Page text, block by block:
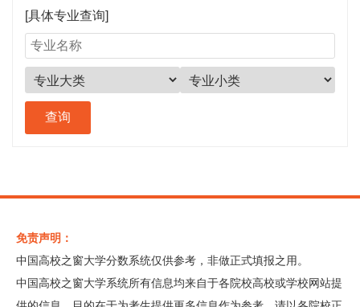
[具体专业查询]
免责声明：
中国高校之窗大学分数系统仅供参考，非做正式填报之用。
中国高校之窗大学系统所有信息均来自于各院校高校或学校网站提